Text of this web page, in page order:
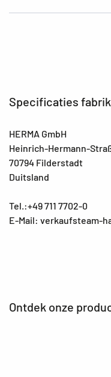
Specificaties
HERMA GmbH
Heinrich-Hermann-
70794 Filderstadt
Duitsland
Tel.:+49 711 7702-0
E-Mail: verkaufsteam-
Ontdek onze